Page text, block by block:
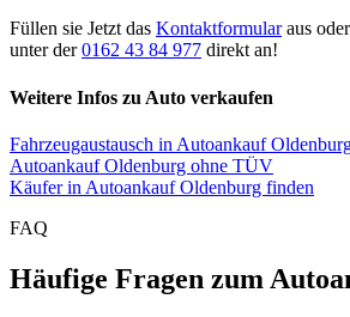
Füllen sie Jetzt das Kontaktformularaus
unter der0162 43 84 977 direkt an!
Weitere Infos zu Auto verkaufen
Fahrzeugaustausch in Autoankauf
Autoankauf Oldenburg ohne TÜV
Käufer in Autoankauf Oldenburg finden
FAQ
Häufige Fragen zum